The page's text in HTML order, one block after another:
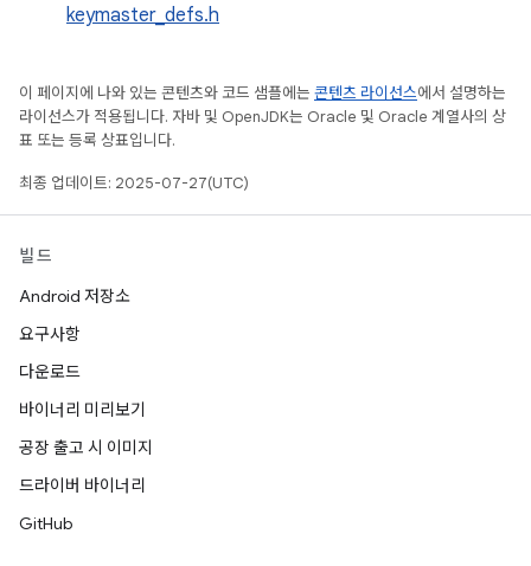
keymaster_defs.h
이 페이지에 나와 있는 콘텐츠와 코드 샘플에는 콘텐츠 라이선스에서 설명하는
라이선스가 적용됩니다. 자바 및 OpenJDK는 Oracle 및 Oracle 계열사의 상
표 또는 등록 상표입니다.
최종 업데이트: 2025-07-27(UTC)
빌드
Android 저장소
요구사항
다운로드
바이너리 미리보기
공장 출고 시 이미지
드라이버 바이너리
GitHub